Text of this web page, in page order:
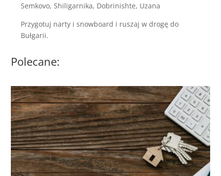
Semkovo, Shiligarnika, Dobrinishte, Uzana
Przygotuj narty i snowboard i ruszaj w drogę do
Bułgarii.
Polecane: